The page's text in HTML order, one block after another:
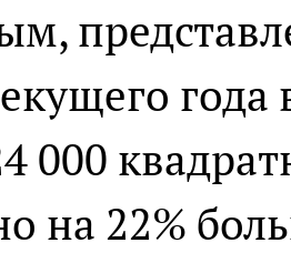
года
000
на 22%